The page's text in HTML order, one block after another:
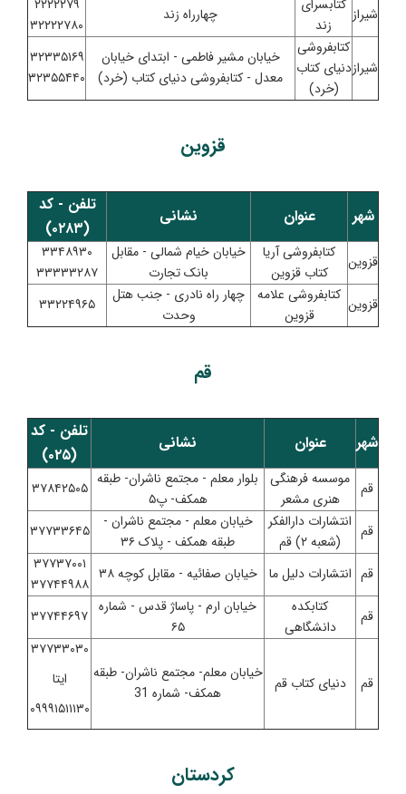
شیراز کتابسرای
زند
چهارراه زند
۲۲۲۲۲۷۹
۳۲۲۲۲۷۸۰
شیراز
کتابفروشی
دنیای کتاب
(خرد)
خیابان مشیر فاطمی - ابتدای خیابان
معدل - کتابفروشی دنیای کتاب (خرد)
۳۲۳۳۵۱۶۹
۳۲۳۵۵۴۴۰
قزوین
شهر عنوان نشانی
تلفن - کد
(۰۲۸۳)
قزوین
کتابفروشی آریا
کتاب قزوین
خیابان خیام شمالی - مقابل
بانک تجارت
۳۳۴۸۹۳۰
۳۳۳۳۳۲۸۷
قزوین کتابفروشی علامه
قزوین
چهار راه نادری - جنب هتل
وحدت
۳۳۲۲۴۹۶۵
قم
شهر عنوان نشانی
تلفن - کد
(۰۲۵)
قم موسسه فرهنگی
هنری مشعر
بلوار معلم - مجتمع ناشران- طبقه
همکف- پ۵
۳۷۸۴۲۵۰۵
قم انتشارات دارالفکر
(شعبه ۲) قم
خیابان معلم - مجتمع ناشران -
طبقه همکف - پلاک ۳۶
۳۷۷۳۳۶۴۵
قم انتشارات دلیل ما خیابان صفائیه - مقابل کوچه ۳۸
۳۷۷۳۷۰۰۱
۳۷۷۴۴۹۸۸
قم
کتابکده
دانشگاهی
خیابان ارم - پاساژ قدس - شماره
۶۵
۳۷۷۴۴۶۹۷
قم دنیای کتاب قم
خیابان معلم- مجتمع ناشران- طبقه
همکف- شماره 31
۳۷۷۳۳۰۳۰
ایتا
۰۹۹۹۱۵۱۱۱۳۰
کردستان